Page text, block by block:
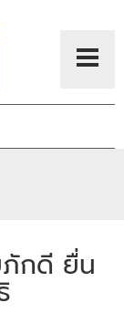
ภักดี ยื่น